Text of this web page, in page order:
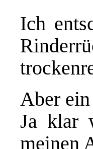
Ich
Aber ein
Ja klar
meinen